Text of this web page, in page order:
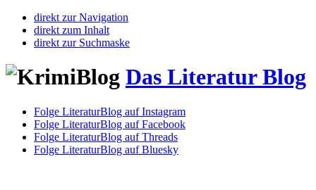
direkt zur Navigation
direkt zum Inhalt
direkt zur Suchmaske
Das Literatur Blog
Folge LiteraturBlog auf Instagram
Folge LiteraturBlog auf Facebook
Folge LiteraturBlog auf Threads
Folge LiteraturBlog auf Bluesky